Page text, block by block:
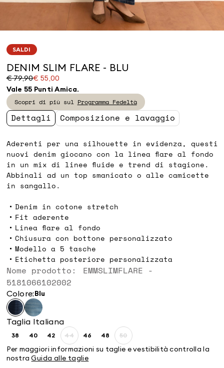
SALDI
DENIM SLIM FLARE - BLU
€ 79,90€ 55,00
Prezzo
originale
€
79,90
Prezzo
corrente
€
55,00
Vale 55 Punti Amica.
Scopri di più sul Programma Fedeltà
Dettagli Composizione e lavaggio
Aderenti per una silhouette in evidenza, questi
nuovi denim giocano con la linea flare al fondo
in un mix di linee fluide e trend di stagione.
Abbinali ad un top smanicato o alle camicette
in sangallo.
Denim in cotone stretch
Fit aderente
Linea flare al fondo
Chiusura con bottone personalizzato
Modello a 5 tasche
Etichetta posteriore personalizzata
Nome prodotto: EMMSLIMFLARE -
5181066102002
Colore: blu
Taglia Italiana
38Taglia:
40Taglia:
40
42Taglia:
42
44Taglia:
44
Prodotto
terminato
46Taglia:
46
48Taglia:
48
50Taglia:
50
Prodotto
Per maggiori informazioni su taglie e vestibilità controlla la
nostraGuida alle taglie